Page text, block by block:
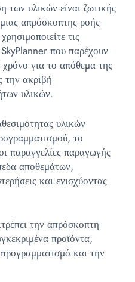
των υλικών είναι ζωτικής
απρόσκοπτης ροής
τις
SkyPlanner που παρέχουν
για το απόθεμα της
την ακριβή
υλικών.
υλικών
το
παραγγελίες παραγωγής
αποθεμάτων,
και ενισχύοντας
την απρόσκοπτη
προϊόντα,
και την